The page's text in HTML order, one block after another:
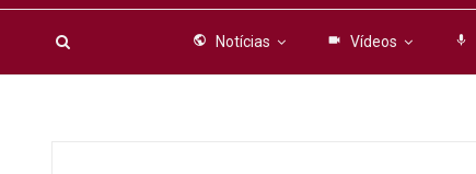
public Notícias videocam Vídeos mic